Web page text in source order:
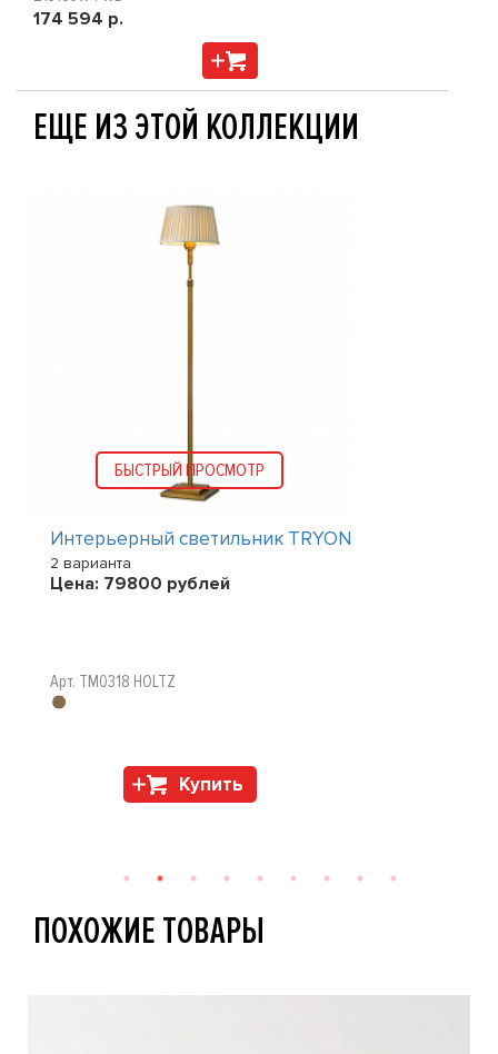
174 594 р.
ЕЩЕ ИЗ ЭТОЙ КОЛЛЕКЦИИ
БЫСТРЫЙ ПРОСМОТР
Интерьерный светильник TRYON
2 варианта
Цена: 79800 рублей
Арт. TM0318 HOLTZ
Купить
ПОХОЖИЕ ТОВАРЫ